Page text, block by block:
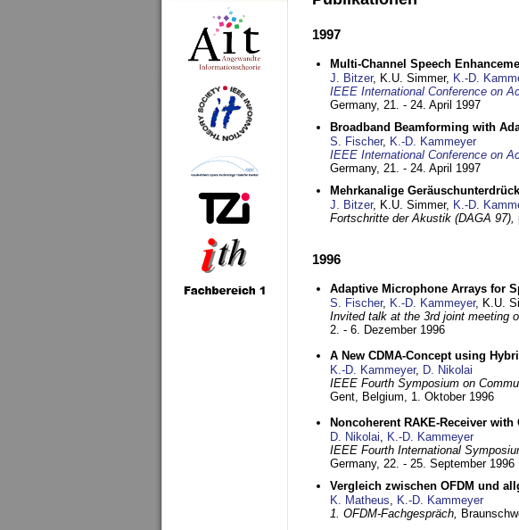
1997
Multi-Channel Speech
J. Bitzer, K.U. Simmer, K.-D.
IEEE International Conference on
Germany, 21. - 24. April 1997
Broadband Beamforming with
S. Fischer, K.-D. Kammeyer
IEEE International Conference on
Germany, 21. - 24. April 1997
Mehrkanalige
J. Bitzer, K.U. Simmer, K.-D.
Fortschritte der Akustik (DAGA 97),
1996
Adaptive Microphone Arrays for
S. Fischer, K.-D. Kammeyer, K.U.
Invited talk at the 3rd joint meeting
2. - 6. Dezember 1996
A New CDMA-Concept using
K.-D. Kammeyer, D. Nikolai
IEEE Fourth Symposium on
Gent, Belgium, 1. Oktober 1996
Noncoherent RAKE-Receiver
D. Nikolai, K.-D. Kammeyer
IEEE Fourth International
Germany, 22. - 25. September 1996
Vergleich zwischen OFDM und
K. Matheus, K.-D. Kammeyer
1. OFDM-Fachgespräch,